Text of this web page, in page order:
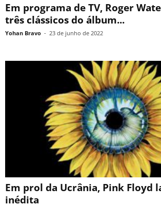
Em programa de TV, Roger
três clássicos do álbum...
Yohan Bravo - 23 de junho de 2022
Em prol da Ucrânia, Pink Floyd
inédita